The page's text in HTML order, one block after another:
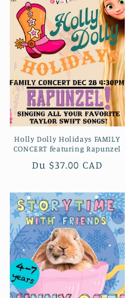
Holly Dolly Holidays FAMILY
CONCERT featuring Rapunzel
Prix
Du $37.00 CAD